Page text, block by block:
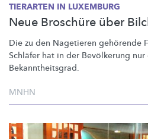
TIERARTEN IN LUXEMBURG
Neue Broschüre über
Die zu den Nagetieren gehörende
Schläfer hat in der Bevölkerung
Bekanntheitsgrad.
MNHN